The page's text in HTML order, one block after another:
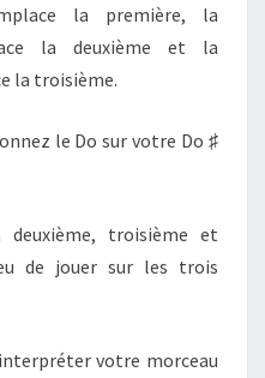
la première, la
la deuxième et la
la troisième.
le Do sur votre Do ♯
troisième et
de jouer sur les trois
votre morceau